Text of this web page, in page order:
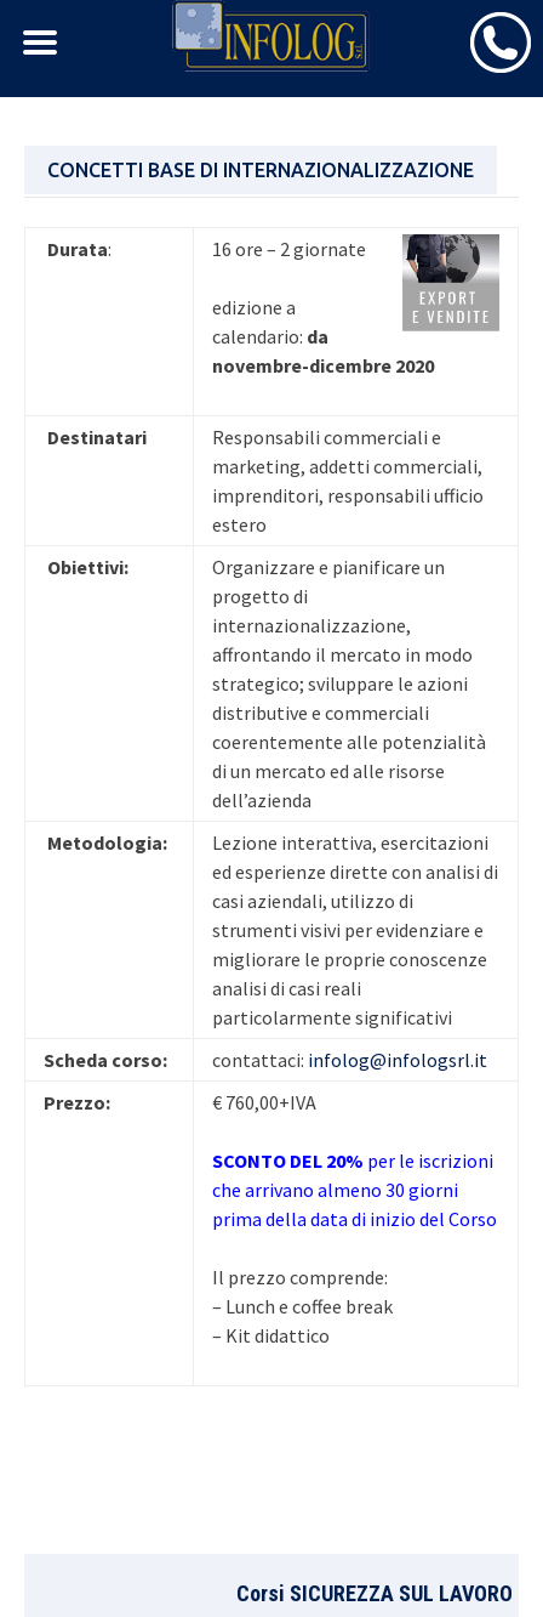
CONCETTI BASE DI INTERNAZIONALIZZAZIONE
Durata: 16 ore – 2 giornate
edizione a
calendario: da
novembre-dicembre 2020
Destinatari
Responsabili commerciali e
marketing, addetti commerciali,
imprenditori, responsabili ufficio
estero
Obiettivi:
Organizzare e pianificare un
progetto di
internazionalizzazione,
affrontando il mercato in modo
strategico; sviluppare le azioni
distributive e commerciali
coerentemente alle potenzialità
di un mercato ed alle risorse
dell’azienda
Metodologia:
Lezione interattiva, esercitazioni
ed esperienze dirette con analisi di
casi aziendali, utilizzo di
strumenti visivi per evidenziare e
migliorare le proprie conoscenze
analisi di casi reali
particolarmente significativi
Scheda corso:
contattaci: infolog@infologsrl.it
Prezzo:
€ 760,00+IVA
SCONTO DEL 20% per le iscrizioni
che arrivano almeno 30 giorni
prima della data di inizio del Corso
Il prezzo comprende:
– Lunch e coffee break
– Kit didattico
Corsi SICUREZZA SUL LAVORO